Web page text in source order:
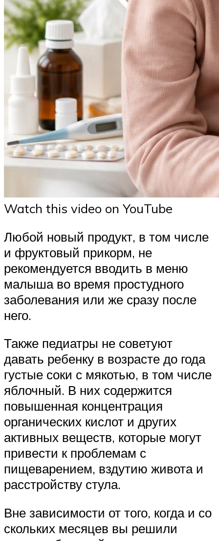
Watch this video on YouTube
Любой новый продукт, в том числе
и фруктовый прикорм, не
рекомендуется вводить в меню
малыша во время простудного
заболевания или же сразу после
него.
Также педиатры не советуют
давать ребенку в возрасте до года
густые соки с мякотью, в том числе
яблочный. В них содержится
повышенная концентрация
органических кислот и других
активных веществ, которые могут
привести к проблемам с
пищеварением, вздутию живота и
расстройству стула.
Вне зависимости от того, когда и со
скольких месяцев вы решили